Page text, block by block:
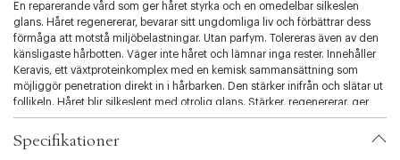
.
v
a
r
i
a
t
i
o
En reparerande vård som ger håret styrka och en omedelbar silkeslen
glans. Håret regenererar, bevarar sitt ungdomliga liv och förbättrar dess
förmåga att motstå miljöbelastningar. Utan parfym. Tolereras även av den
känsligaste hårbotten. Väger inte håret och lämnar inga rester. Innehåller
Keravis, ett växtproteinkomplex med en kemisk sammansättning som
möjliggör penetration direkt in i hårbarken. Den stärker inifrån och slätar ut
follikeln. Håret blir silkeslent med otrolig glans. Stärker, regenererar, ger
glans och vitalitet. Lämplig för mycket torrt, uttorkat eller skadat Hår och
särskilt känslig, allergibenägen hårbotten. Applicera jämnt i nytvättat,
handdukstorkat Hår. Var särskilt uppmärksam på torra ändar. Låt masken
Specifikationer